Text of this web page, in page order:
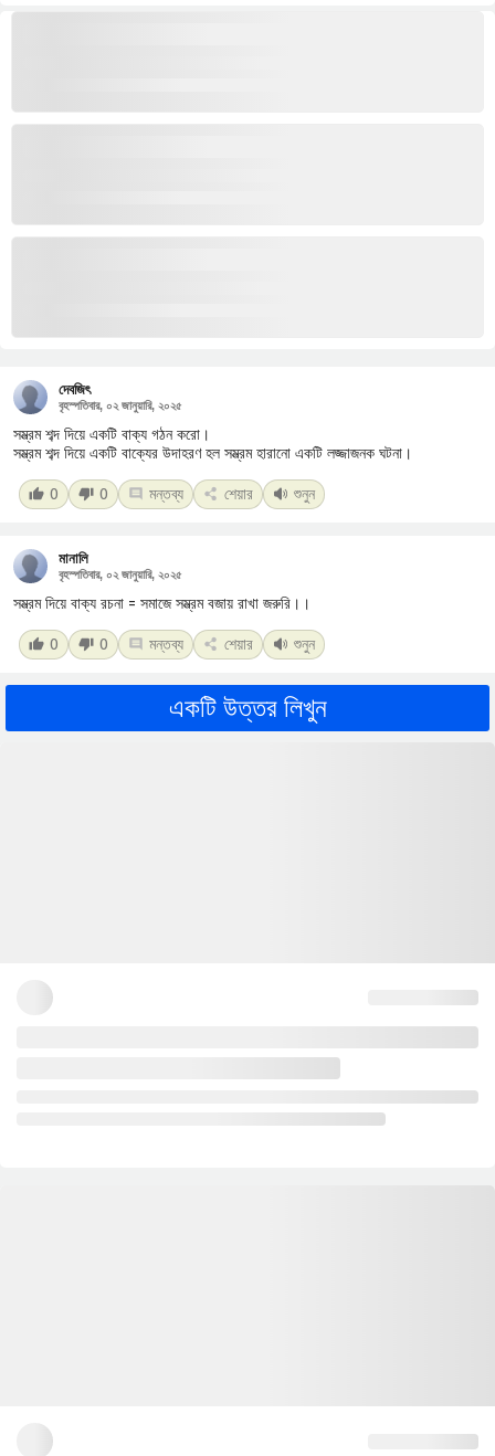
দেবজিৎ
বৃহস্পতিবার, ০২ জানুয়ারি, ২০২৫
সম্ভ্রম শব্দ দিয়ে একটি বাক্য গঠন করো।
সম্ভ্রম শব্দ দিয়ে একটি বাক্যের উদাহরণ হল সম্ভ্রম হারানো একটি লজ্জাজনক ঘটনা।
0 0 মন্তব্য শেয়ার শুনুন
মানালি
বৃহস্পতিবার, ০২ জানুয়ারি, ২০২৫
সম্ভ্রম দিয়ে বাক্য রচনা = সমাজে সম্ভ্রম বজায় রাখা জরুরি।।
0 0 মন্তব্য শেয়ার শুনুন
একটি উত্তর লিখুন